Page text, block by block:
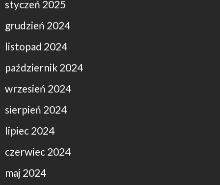
styczeń 2025
grudzień 2024
listopad 2024
październik 2024
wrzesień 2024
sierpień 2024
lipiec 2024
czerwiec 2024
maj 2024